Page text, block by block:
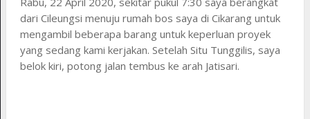
dari Cileungsi menuju rumah bos saya di Cikarang untuk
mengambil beberapa barang untuk keperluan proyek
yang sedang kami kerjakan. Setelah Situ Tunggilis, saya
belok kiri, potong jalan tembus ke arah Jatisari.